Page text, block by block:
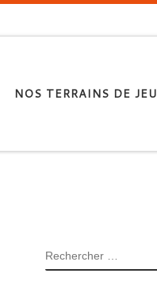
NOS TERRAINS DE JEU